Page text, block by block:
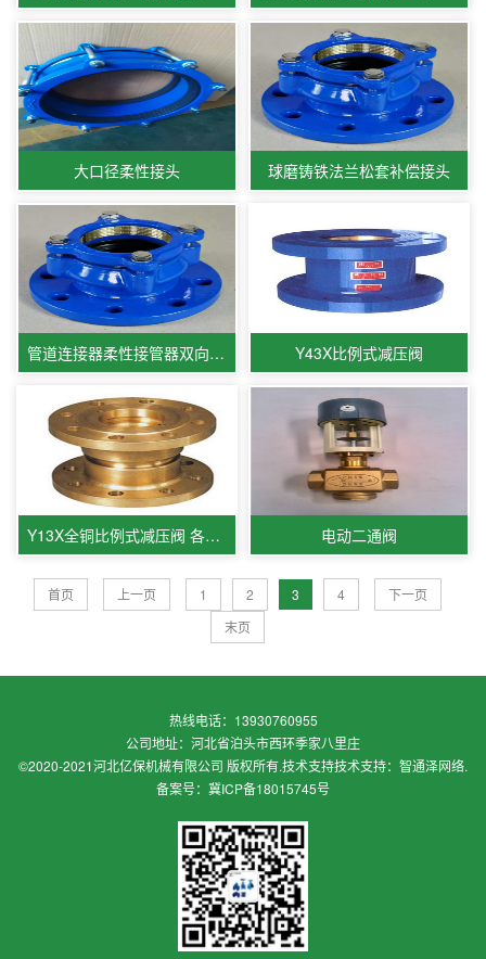
大口径柔性接头 球磨铸铁法兰松套补偿接头
管道连接器柔性接管器双向接头 管道柔性接头 Y43X比例式减压阀
Y13X全铜比例式减压阀 各种型号 电动二通阀
首页 上一页 1 2 3 4
下一页
末页
热线电话：13930760955
公司地址：河北省泊头市西环季家八里庄
©2020-2021河北亿保机械有限公司 版权所有.技术支持技术支持：智通泽网络.
备案号：冀ICP备18015745号